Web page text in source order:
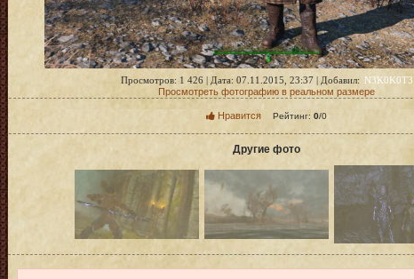
Просмотров: 1 426 | Дата: 07.11.2015, 23:37 | Добавил:
N3K0K0T3
Просмотреть фотографию в реальном размере
Нравится Рейтинг: 0/0
Другие фото